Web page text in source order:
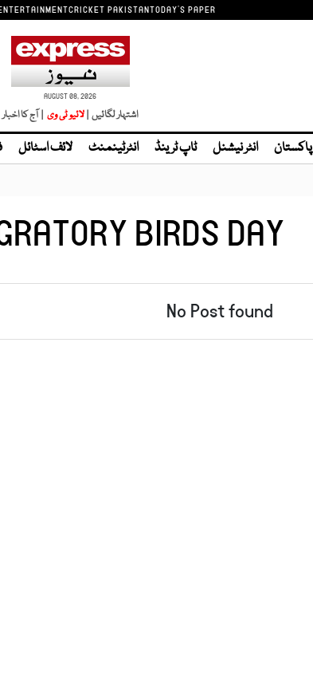
CRICKET PAKISTANTODAY'S PAPER
AUGUST 08, 2026
اشتہار لگائیں | | آج کا اخبار
پاکستان انٹر نیشنل ٹاپ ٹرینڈ انٹرٹینمنٹ لائف اسٹائل
BIRDS DAY
No Post found